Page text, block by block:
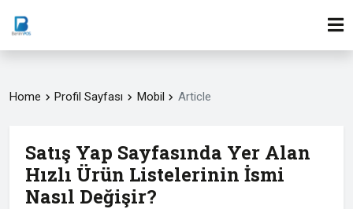
Home Profil Sayfası Mobil Article
Satış Yap Sayfasında Yer Alan
Hızlı Ürün Listelerinin İsmi
Nasıl Değişir?